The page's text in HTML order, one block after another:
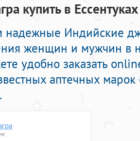
купить в
надежные Индийские
женщин и мужчин в
удобно заказать
аптечных марок